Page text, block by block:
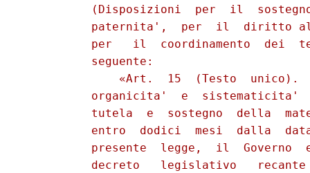
(Disposizioni  per  il
paternita',  per  il  diritto
per   il  coordinamento  dei
          seguente:
«Art.  15  (Testo  unico).
organicita'  e  sistematicita'
tutela  e  sostegno  della
entro  dodici  mesi  dalla
presente  legge,  il  Governo
decreto   legislativo